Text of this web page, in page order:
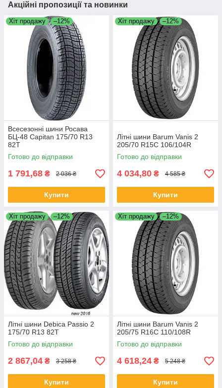
Акційні пропозиції та новинки
Хіт продажу –12%
Всесезонні шини Росава
БЦ-48 Capitan 175/70 R13
82T
Готово до відправки
1 791,68 ₴ 2 036 ₴
Купити
Хіт продажу –12%
Літні шини Barum Vanis 2
205/70 R15C 106/104R
Готово до відправки
4 034,80 ₴ 4 585 ₴
Купити
Хіт продажу –12%
Літні шини Debica Passio 2
175/70 R13 82T
Готово до відправки
2 867,04 ₴ 3 258 ₴
Купити
Хіт продажу –12%
Літні шини Barum Vanis 2
205/75 R16C 110/108R
Готово до відправки
4 618,24 ₴ 5 248 ₴
Купити